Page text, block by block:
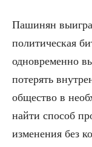
Пашинян
политическая
одновременно
потерять
общество в
найти способ
изменения без